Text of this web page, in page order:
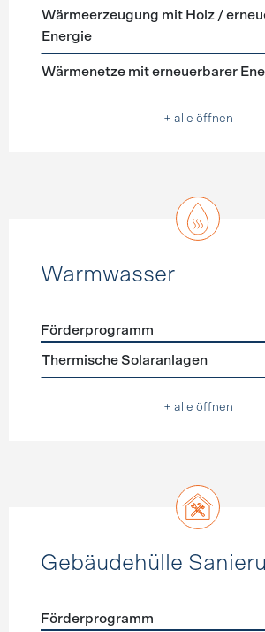
Wärmeerzeugung mit Holz /
Energie
Wärmenetze mit erneuerbarer
+ alle öffnen
Warmwasser
Förderprogramme Warmwasser
Förderprogramm
Thermische Solaranlagen
+ alle öffnen
Gebäudehülle
Förderprogramm